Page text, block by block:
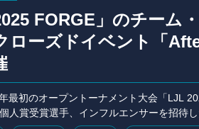
FORGE」のチーム
ローズドイベント「
最初のオープントーナメント大会「LJL
人賞受賞選手、インフルエンサーを招待し